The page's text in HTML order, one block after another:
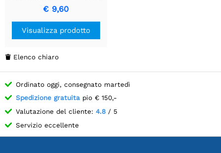
dritta tipo A
€ 9,60
Visualizza prodotto
 Elenco chiaro
Ordinato oggi, consegnato martedì
Spedizione gratuita pio € 150,-
Valutazione del cliente: 4.8 / 5
Servizio eccellente